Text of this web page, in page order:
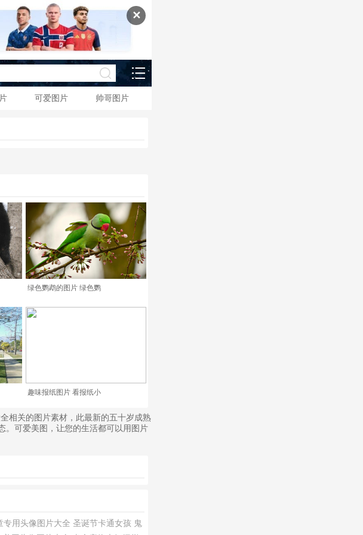
✕
可爱图片 帅哥图片
绿色鹦鹉的图片 绿色鹦
趣味报纸图片 看报纸小
相关的图片素材，此最新的五十岁成熟
。可爱美图，让您的生活都可以用图片
专用头像图片大全 圣诞节卡通女孩 鬼